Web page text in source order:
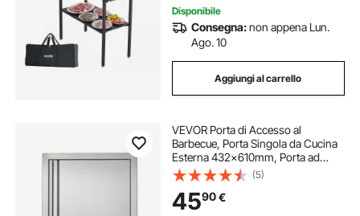
Disponibile
Consegna:non appena Lun.
Ago. 10
Aggiungi al carrello
VEVOR Porta di Accesso al
Barbecue, Porta Singola da Cucina
Esterna 432x610mm, Porta ad
Incasso in Acciaio Inox, Maniglia ad
Incasso, Isola Barbecue, Stazione
per Grigliate, Armadio da Esterno
(5)
4590€